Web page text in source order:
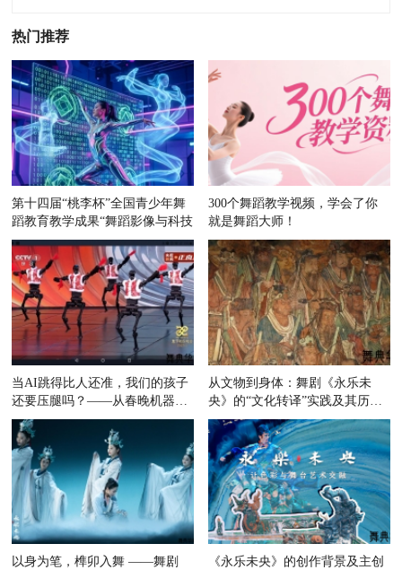
热门推荐
第十四届“桃李杯”全国青少年舞
蹈教育教学成果“舞蹈影像与科技
300个舞蹈教学视频，学会了你
就是舞蹈大师！
当AI跳得比人还准，我们的孩子
还要压腿吗？——从春晚机器人
舞蹈
从文物到身体：舞剧《永乐未
央》的“文化转译”实践及其历史
原型
以身为笔，榫卯入舞 ——舞剧
《永乐未央》的创作背景及主创